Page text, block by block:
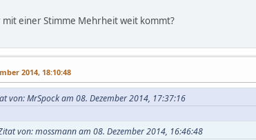
mit einer Stimme Mehrheit weit kommt?
2014, 18:10:48
von: MrSpock am 08. Dezember 2014, 17:37:16
von: mossmann am 08. Dezember 2014, 16:46:48